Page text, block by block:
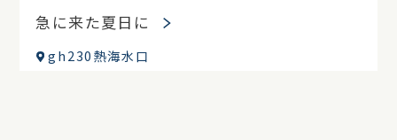
急に来た夏日に
gh230熱海水口